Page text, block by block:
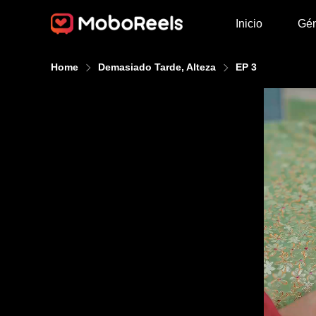
Inicio
Home Demasiado Tarde, Alteza EP 3